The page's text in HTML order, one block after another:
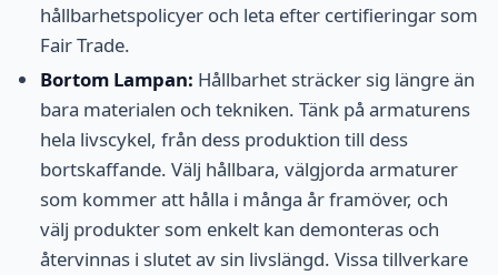
hållbarhetspolicyer och leta efter certifieringar som
Fair Trade.
Bortom Lampan: Hållbarhet sträcker sig längre än
bara materialen och tekniken. Tänk på armaturens
hela livscykel, från dess produktion till dess
bortskaffande. Välj hållbara, välgjorda armaturer
som kommer att hålla i många år framöver, och
välj produkter som enkelt kan demonteras och
återvinnas i slutet av sin livslängd. Vissa tillverkare